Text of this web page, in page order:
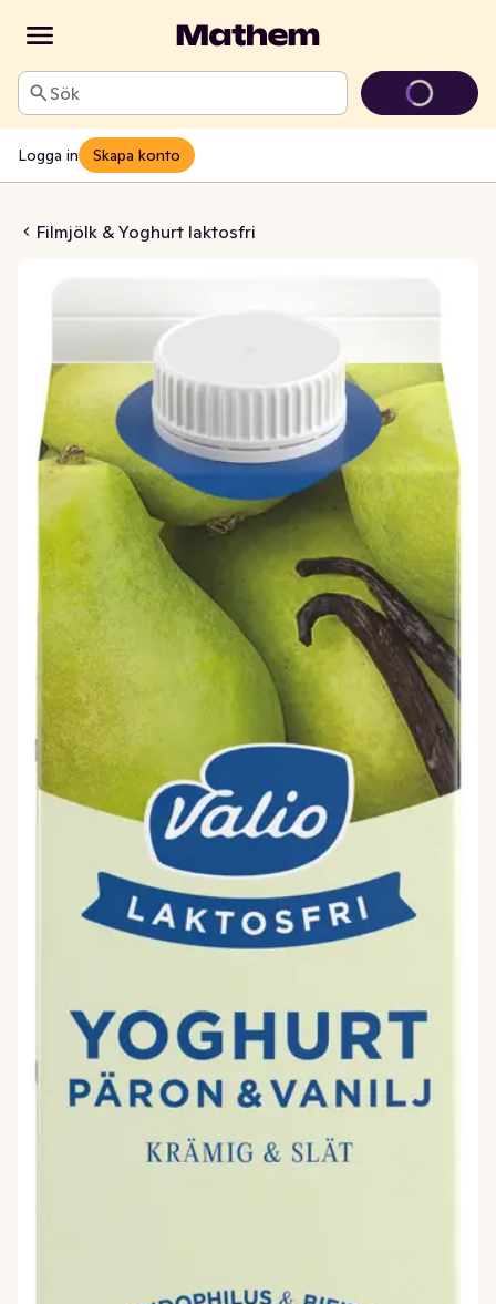
Sök
Logga in Skapa konto
Filmjölk & Yoghurt laktosfri
Vanilj Laktosfri 2,1%